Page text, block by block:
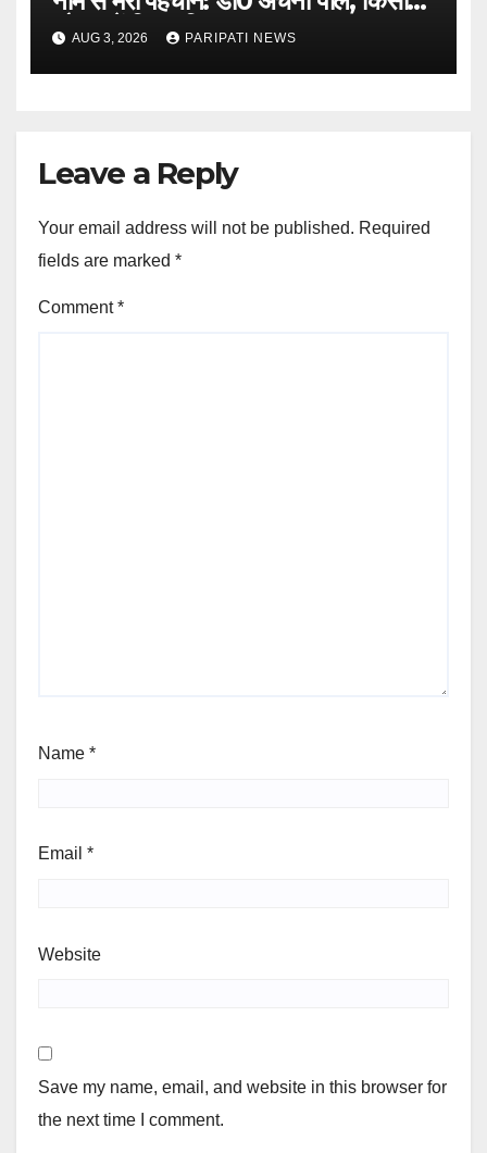
चौपाल में दिया परिचय
AUG 3, 2026 PARIPATI NEWS
Leave a Reply
Your email address will not be published. Required
fields are marked *
Comment*
Name *
Email *
Website
Save my name, email, and website in this browser for
the next time I comment.